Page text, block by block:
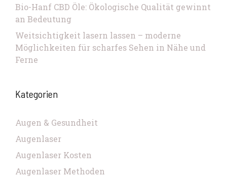
Bio-Hanf CBD Öle: Ökologische Qualität gewinnt
an Bedeutung
Weitsichtigkeit lasern lassen – moderne
Möglichkeiten für scharfes Sehen in Nähe und
Ferne
Kategorien
Augen & Gesundheit
Augenlaser
Augenlaser Kosten
Augenlaser Methoden